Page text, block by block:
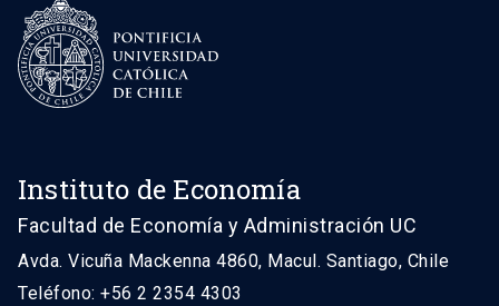
Instituto de Economía
Facultad de Economía y Administración UC
Avda. Vicuña Mackenna 4860, Macul. Santiago, Chile
Teléfono: +56 2 2354 4303